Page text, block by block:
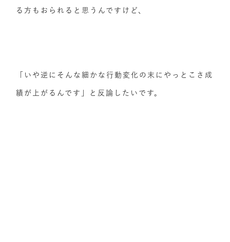
る方もおられると思うんですけど、
「いや逆にそんな細かな行動変化の末にやっとこさ成
績が上がるんです」と反論したいです。